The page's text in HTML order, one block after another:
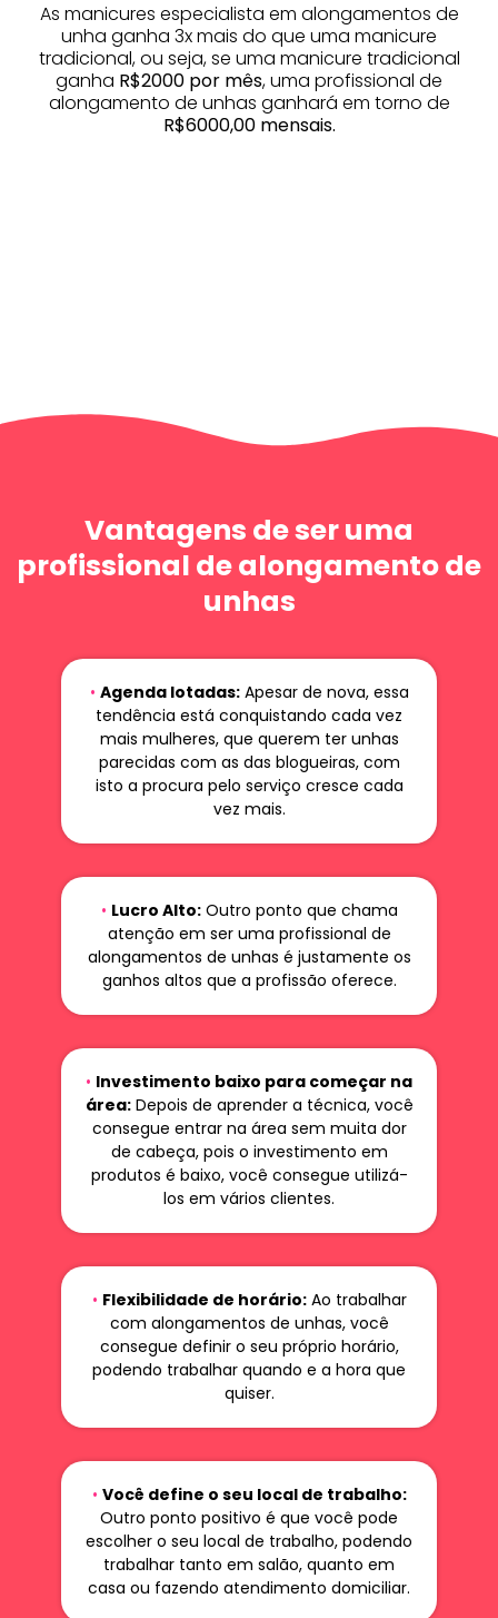
As manicures especialista em alongamentos de
unha ganha 3x mais do que uma manicure
tradicional, ou seja, se uma manicure tradicional
ganha R$2000 por mês, uma profissional de
alongamento de unhas ganhará em torno de
R$6000,00 mensais.
Vantagens de ser uma
profissional de alongamento de
unhas
• Agenda lotadas:Apesar de nova, essa
tendência está conquistando cada vez
mais mulheres, que querem ter unhas
parecidas com as das blogueiras, com
isto a procura pelo serviço cresce cada
vez mais.
• Lucro Alto:Outro ponto que chama
atenção em ser uma profissional de
alongamentos de unhas é justamente os
ganhos altos que a profissão oferece.
• Investimento baixo para começar na
área:Depois de aprender a técnica, você
consegue entrar na área sem muita dor
de cabeça, pois o investimento em
produtos é baixo, você consegue utilizá-
los em vários clientes.
• Flexibilidade de horário:Ao trabalhar
com alongamentos de unhas, você
consegue definir o seu próprio horário,
podendo trabalhar quando e a hora que
quiser.
• Você define o seu local de trabalho:
Outro ponto positivo é que você pode
escolher o seu local de trabalho, podendo
trabalhar tanto em salão, quanto em
casa ou fazendo atendimento domiciliar.